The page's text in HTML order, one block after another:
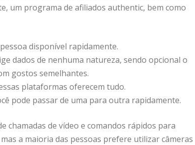
um programa de afiliados authentic, bem como
disponível rapidamente.
dados de nenhuma natureza, sendo opcional o
gostos semelhantes.
plataformas oferecem tudo.
pode passar de uma para outra rapidamente.
de vídeo e comandos rápidos para
a maioria das pessoas prefere utilizar câmeras